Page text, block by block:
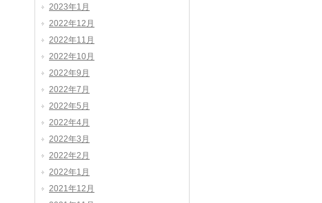
2023年1月
2022年12月
2022年11月
2022年10月
2022年9月
2022年7月
2022年5月
2022年4月
2022年3月
2022年2月
2022年1月
2021年12月